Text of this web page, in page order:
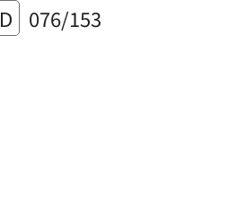
D 076/153